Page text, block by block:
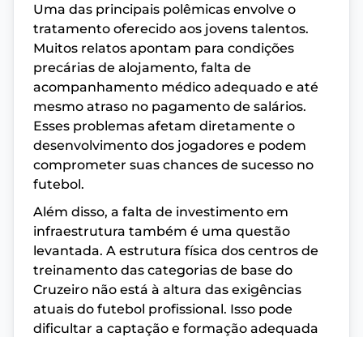
Uma das principais polêmicas envolve o
tratamento oferecido aos jovens talentos.
Muitos relatos apontam para condições
precárias de alojamento, falta de
acompanhamento médico adequado e até
mesmo atraso no pagamento de salários.
Esses problemas afetam diretamente o
desenvolvimento dos jogadores e podem
comprometer suas chances de sucesso no
futebol.
Além disso, a falta de investimento em
infraestrutura também é uma questão
levantada. A estrutura física dos centros de
treinamento das categorias de base do
Cruzeiro não está à altura das exigências
atuais do futebol profissional. Isso pode
dificultar a captação e formação adequada